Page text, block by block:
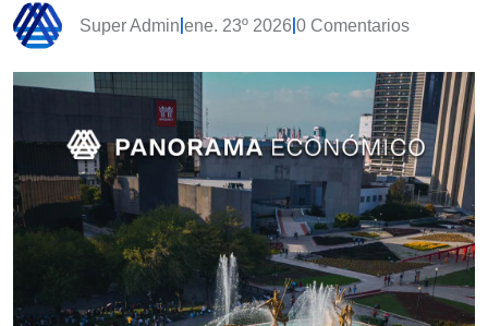
Super Admin ene. 23º 2026 0 Comentarios